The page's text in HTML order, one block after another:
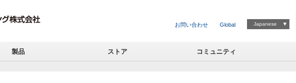
お問い合わせ Global Japanese
製品 ストア コミュニティ